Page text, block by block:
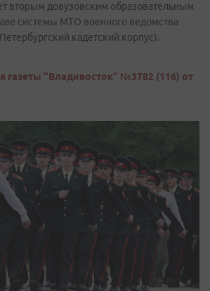
вторым довузовским образовательным
системы МТО военного ведомства
кадетский корпус).
газеты "Владивосток" №3782 (116) от